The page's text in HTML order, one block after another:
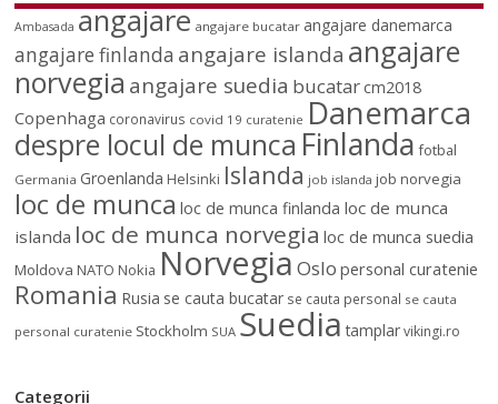
Ambasada angajare angajare bucatar angajare danemarca
angajare finlanda angajare islanda angajare
norvegia angajare suedia bucatarcm2018
Copenhaga coronavirus covid 19 curatenie Danemarca
despre locul de munca Finlanda fotbal
Germania Groenlanda Helsinki Islanda job islanda job norvegia
loc de munca loc de munca finlanda loc de munca
islanda loc de munca norvegia loc de munca suedia
Moldova NATO Nokia NorvegiaOslo personal curatenie
Romania Rusia se cauta bucatar se cauta personal se cauta
personal curatenie Stockholm SUA Suedia tamplar vikingi.ro
Categorii